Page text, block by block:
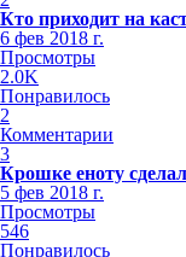
Кто приходит на
6 фев 2018 г.
Просмотры
2.0K
Понравилось
2
Комментарии
3
Крошке еноту
5 фев 2018 г.
Просмотры
546
Понравилось